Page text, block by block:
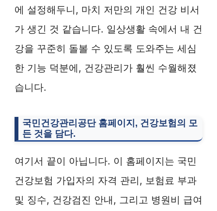
에 설정해두니, 마치 저만의 개인 건강 비서
가 생긴 것 같습니다. 일상생활 속에서 내 건
강을 꾸준히 돌볼 수 있도록 도와주는 세심
한 기능 덕분에, 건강관리가 훨씬 수월해졌
습니다.
국민건강관리공단 홈페이지 , 건강보험의 모
든 것을 담다.
여기서 끝이 아닙니다. 이 홈페이지는 국민
건강보험 가입자의 자격 관리, 보험료 부과
및 징수, 건강검진 안내, 그리고 병원비 급여